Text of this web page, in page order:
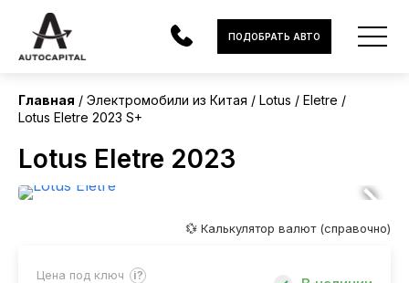
АВТОМОБИЛИ
ЭЛЕКТРОМОБИЛИ
ПОДОБРАТЬ АВТО
Главная Электромобили из Китая Lotus
Eletre
Lotus Eletre 2023 S+
Lotus Eletre 2023
Китай
Без пробега
💱 Калькулятор валют (справочно)
Цена под ключ ?